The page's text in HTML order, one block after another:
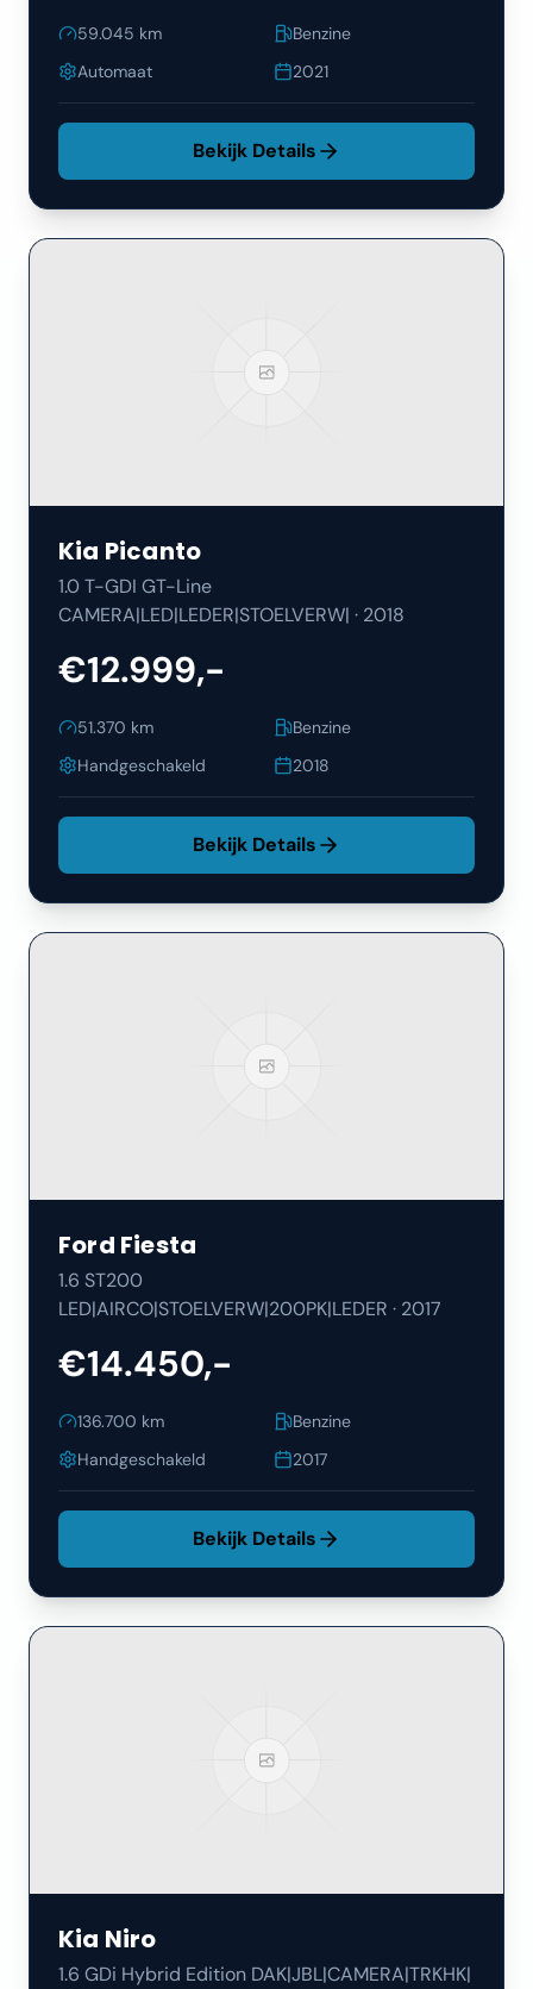
59.045 km
Benzine
Automaat
2021
Bekijk Details
Kia Picanto
1.0 T-GDI GT-Line
CAMERA|LED|LEDER|STOELVERW| · 2018
€12.999,-
51.370 km
Benzine
Handgeschakeld
2018
Bekijk Details
Ford Fiesta
1.6 ST200
LED|AIRCO|STOELVERW|200PK|LEDER · 2017
€14.450,-
136.700 km
Benzine
Handgeschakeld
2017
Bekijk Details
Kia Niro
1.6 GDi Hybrid Edition DAK|JBL|CAMERA|TRKHK|